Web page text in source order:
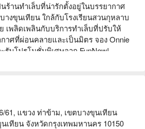
นร้านทำเล็บที่น่ารักตั้งอยู่ในบรรยากาศ
งขุนเทียน ใกล้กับโรงเรียนสวนกุหลาบ
เพลิดเพลินกับบริการทำเล็บที่ปรับให้
าศที่ผ่อนคลายและเป็นมิตร จอง Onnie
รับโปรโมชั่นพิเศษจาก FunNow!
61, แขวง ท่าข้าม, เขตบางขุนเทียน
เทียน จังหวัดกรุงเทพมหานคร 10150